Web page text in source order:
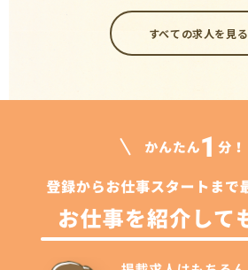
すべての求人を見る